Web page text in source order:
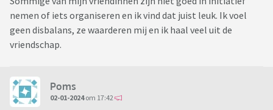
nemen of iets organiseren en ik vind dat juist leuk. Ik voel
geen disbalans, ze waarderen mij en ik haal veel uit de
vriendschap.
Poms
02-01-2024om 17:42